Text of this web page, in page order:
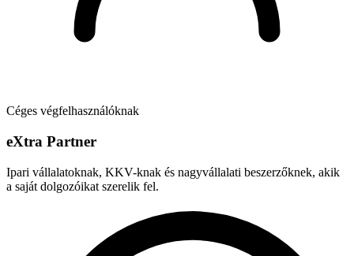
Céges végfelhasználóknak
eXtra Partner
Ipari vállalatoknak, KKV-knak és nagyvállalati beszerzőknek, akik
a saját dolgozóikat szerelik fel.